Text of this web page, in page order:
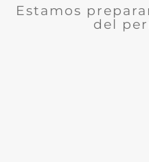
Estamos
del